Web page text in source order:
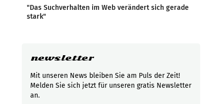
"Das Suchverhalten im Web verändert sich gerade
stark"
newsletter
Mit unseren News bleiben Sie am Puls der Zeit!
Melden Sie sich jetzt für unseren gratis Newsletter
an.